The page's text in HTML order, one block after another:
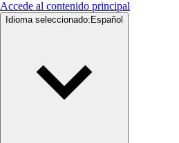
Accede al contenido principal
Idioma seleccionado: Español